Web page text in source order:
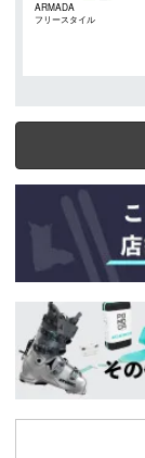
ARMADA
フリースタイル